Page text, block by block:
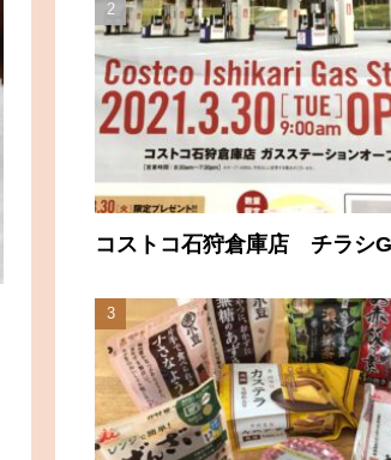
コストコ石狩倉庫店 チラシ